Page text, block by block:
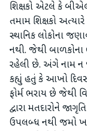
શિક્ષકો એટલે કે
તમામ શિક્ષકો
સ્થાનિક લોકોના
નથી. જેથી
રહેલી છે. અંગે નામ
કહ્યું હતું કે આખો
ફોર્મ ભરાય છે જેથી
દ્વારા મતદારોને
ઉપલબ્ધ નથી જમો